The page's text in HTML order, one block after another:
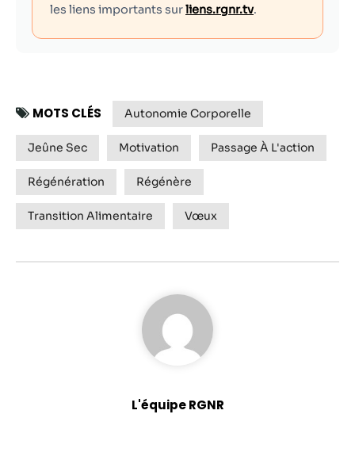
les liens importants surliens.rgnr.tv.
MOTS CLÉS Autonomie Corporelle
Jeûne Sec Motivation Passage À L'action
Régénération Régénère
Transition Alimentaire Vœux
L'équipe RGNR